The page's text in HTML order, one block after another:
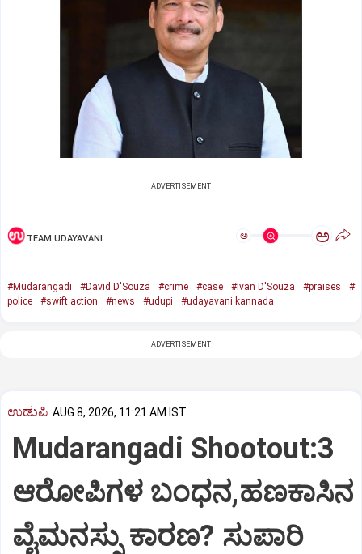
ADVERTISEMENT
TEAM UDAYAVANI ಅ ಅ
#Mudarangadi #David D'Souza #crime #case #Ivan D'Souza #praises
#
police
#swift action #news #udupi #udayavani kannada
ADVERTISEMENT
ಉಡುಪಿ AUG 8, 2026, 11:21 AM IST
Mudarangadi Shootout:‌3
ಆರೋಪಿಗಳ ಬಂಧನ,ಹಣಕಾಸಿನ
ವೈಮನಸ್ಸು ಕಾರಣ? ಸುಪಾರಿ